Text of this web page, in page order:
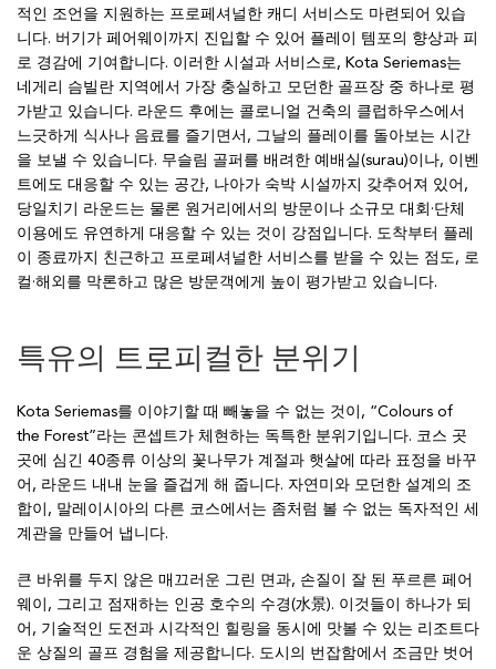
적인 조언을 지원하는 프로페셔널한 캐디 서비스도 마련되어 있습
니다. 버기가 페어웨이까지 진입할 수 있어 플레이 템포의 향상과 피
로 경감에 기여합니다. 이러한 시설과 서비스로, Kota Seriemas는
네게리 슴빌란 지역에서 가장 충실하고 모던한 골프장 중 하나로 평
가받고 있습니다. 라운드 후에는 콜로니얼 건축의 클럽하우스에서
느긋하게 식사나 음료를 즐기면서, 그날의 플레이를 돌아보는 시간
을 보낼 수 있습니다. 무슬림 골퍼를 배려한 예배실(surau)이나, 이벤
트에도 대응할 수 있는 공간, 나아가 숙박 시설까지 갖추어져 있어,
당일치기 라운드는 물론 원거리에서의 방문이나 소규모 대회·단체
이용에도 유연하게 대응할 수 있는 것이 강점입니다. 도착부터 플레
이 종료까지 친근하고 프로페셔널한 서비스를 받을 수 있는 점도, 로
컬·해외를 막론하고 많은 방문객에게 높이 평가받고 있습니다.
특유의 트로피컬한 분위기
Kota Seriemas를 이야기할 때 빼놓을 수 없는 것이, “Colours of
the Forest”라는 콘셉트가 체현하는 독특한 분위기입니다. 코스 곳
곳에 심긴 40종류 이상의 꽃나무가 계절과 햇살에 따라 표정을 바꾸
어, 라운드 내내 눈을 즐겁게 해 줍니다. 자연미와 모던한 설계의 조
합이, 말레이시아의 다른 코스에서는 좀처럼 볼 수 없는 독자적인 세
계관을 만들어 냅니다.
큰 바위를 두지 않은 매끄러운 그린 면과, 손질이 잘 된 푸르른 페어
웨이, 그리고 점재하는 인공 호수의 수경(水景). 이것들이 하나가 되
어, 기술적인 도전과 시각적인 힐링을 동시에 맛볼 수 있는 리조트다
운 상질의 골프 경험을 제공합니다. 도시의 번잡함에서 조금만 벗어